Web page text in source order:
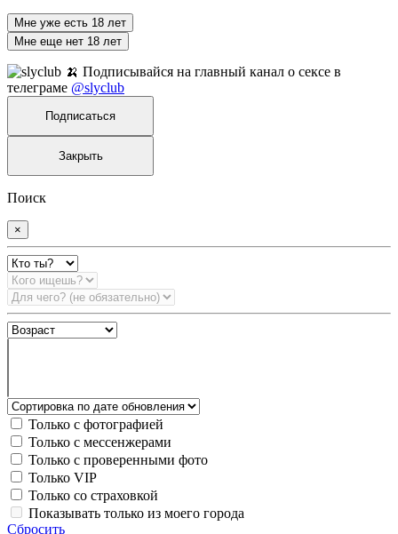
Мне уже есть 18 лет
Мне еще нет 18 лет
🍌 Подписывайся на главный канал о сексе в
телеграме @slyclub
Подписаться
Закрыть
Поиск
×
Только с фотографией
Только с мессенжерами
Только с проверенными фото
Только VIP
Только со страховкой
Показывать только из моего города
Сбросить